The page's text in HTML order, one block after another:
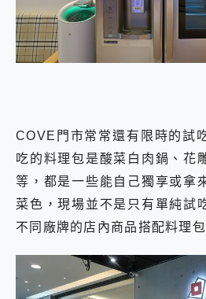
COVE門市常常還有限時的試
吃的料理包是酸菜白肉鍋、花
等，都是一些能自己獨享或拿
菜色，現場並不是只有單純試
不同廠牌的店內商品搭配料理